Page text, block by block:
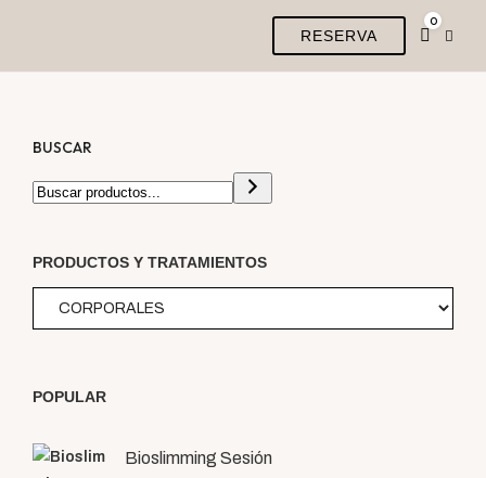
RESERVA
0
BUSCAR
PRODUCTOS Y TRATAMIENTOS
POPULAR
Bioslimming Sesión